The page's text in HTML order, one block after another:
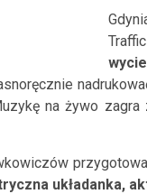
na żywo zagra
układanka,